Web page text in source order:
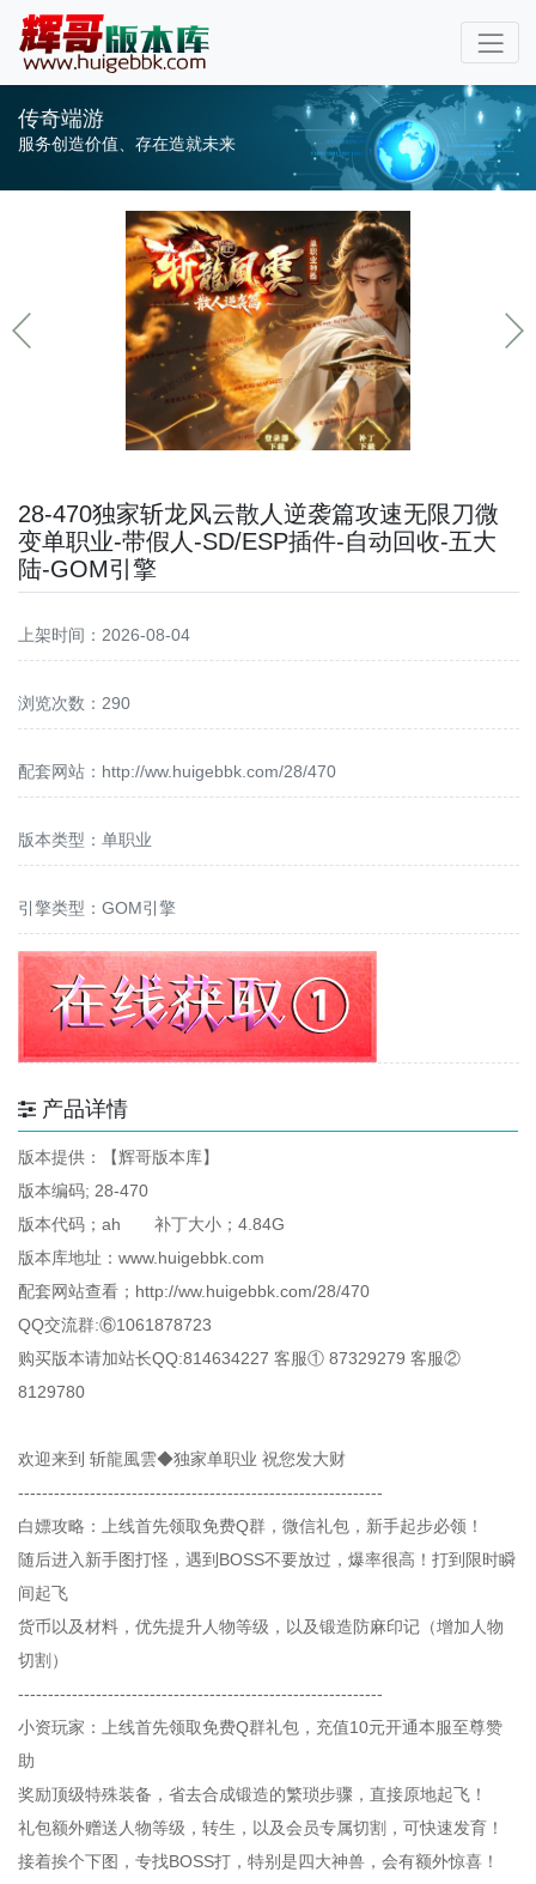
传奇端游
服务创造价值、存在造就未来
28-470独家斩龙风云散人逆袭篇攻速无限刀微
变单职业-带假人-SD/ESP插件-自动回收-五大
陆-GOM引擎
上架时间：2026-08-04
浏览次数：290
配套网站： http://ww.huigebbk.com/28/470
版本类型：单职业
引擎类型：GOM引擎
产品详情
版本提供：【辉哥版本库】
版本编码; 28-470
版本代码；ah 补丁大小；4.84G
版本库地址：www.huigebbk.com
配套网站查看；http://ww.huigebbk.com/28/470
QQ交流群:⑥1061878723
购买版本请加站长QQ:814634227 客服① 87329279 客服②
8129780
欢迎来到 斩龍風雲◆独家单职业 祝您发大财
-------------------------------------------------------------
白嫖攻略：上线首先领取免费Q群，微信礼包，新手起步必领！
随后进入新手图打怪，遇到BOSS不要放过，爆率很高！打到限时瞬
间起飞
货币以及材料，优先提升人物等级，以及锻造防麻印记（增加人物
切割）
-------------------------------------------------------------
小资玩家：上线首先领取免费Q群礼包，充值10元开通本服至尊赞
助
奖励顶级特殊装备，省去合成锻造的繁琐步骤，直接原地起飞！
礼包额外赠送人物等级，转生，以及会员专属切割，可快速发育！
接着挨个下图，专找BOSS打，特别是四大神兽，会有额外惊喜！